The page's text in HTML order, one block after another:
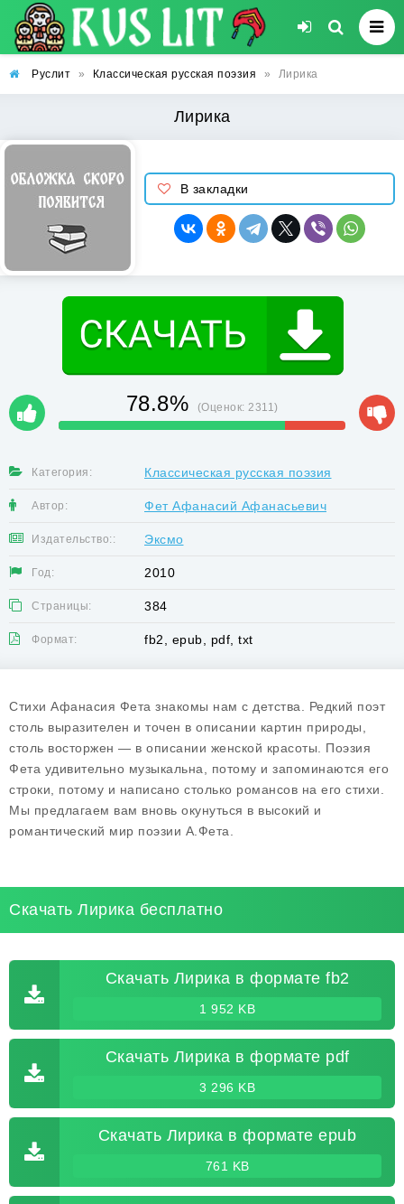
Руслит » Классическая русская поэзия » Лирика
Лирика
В закладки
78.8% (Оценок: 2311)
Категория: Классическая русская поэзия
Автор: Фет Афанасий Афанасьевич
Издательство:: Эксмо
Год: 2010
Страницы: 384
Формат: fb2, epub, pdf, txt
Стихи Афанасия Фета знакомы нам с детства. Редкий поэт
столь выразителен и точен в описании картин природы,
столь восторжен — в описании женской красоты. Поэзия
Фета удивительно музыкальна, потому и запоминаются его
строки, потому и написано столько романсов на его стихи.
Мы предлагаем вам вновь окунуться в высокий и
романтический мир поэзии А.Фета.
Скачать Лирика бесплатно
Скачать Лирика в формате fb2
1 952 KB
Скачать Лирика в формате pdf
3 296 KB
Скачать Лирика в формате epub
761 KB